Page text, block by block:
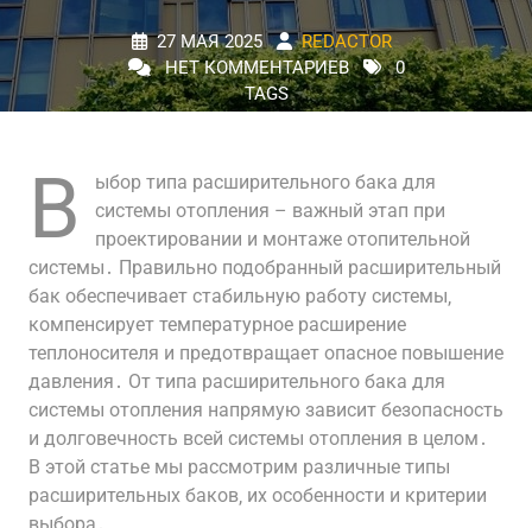
27 МАЯ 2025
REDACTOR
НЕТ КОММЕНТАРИЕВ
0
TAGS
В
ыбор типа расширительного бака для
системы отопления – важный этап при
проектировании и монтаже отопительной
системы․ Правильно подобранный расширительный
бак обеспечивает стабильную работу системы‚
компенсирует температурное расширение
теплоносителя и предотвращает опасное повышение
давления․ От типа расширительного бака для
системы отопления напрямую зависит безопасность
и долговечность всей системы отопления в целом․
В этой статье мы рассмотрим различные типы
расширительных баков‚ их особенности и критерии